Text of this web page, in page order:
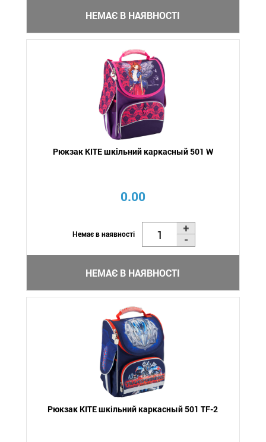
НЕМАЄ В НАЯВНОСТІ
Рюкзак KITE шкільний каркасный 501 W
0.00
Немає в наявності
НЕМАЄ В НАЯВНОСТІ
Рюкзак KITE шкільний каркасный 501 TF-2